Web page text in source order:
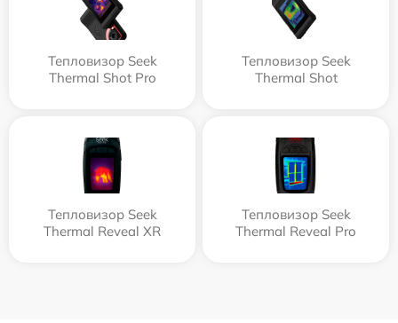
Тепловизор Seek
Thermal Shot Pro
Тепловизор Seek
Thermal Shot
Тепловизор Seek
Thermal Reveal XR
Тепловизор Seek
Thermal Reveal Pro